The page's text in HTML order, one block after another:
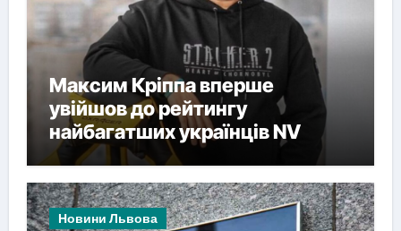
Максим Кріппа вперше
увійшов до рейтингу
найбагатших українців NV
Новини Львова